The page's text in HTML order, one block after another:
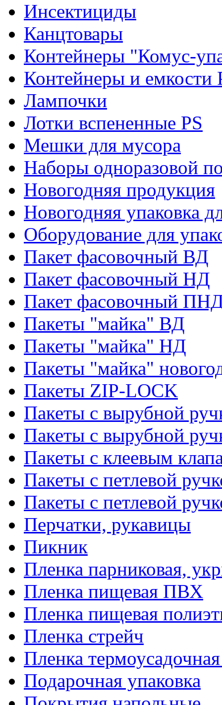
Инсектициды
Канцтовары
Контейнеры "Комус-
Контейнеры и емкости
Лампочки
Лотки вспененные PS
Мешки для мусора
Наборы одноразовой
Новогодняя продукция
Новогодняя упаковка
Оборудование для
Пакет фасовочный ВД
Пакет фасовочный НД
Пакет фасовочный
Пакеты "майка" ВД
Пакеты "майка" НД
Пакеты "майка"
Пакеты ZIP-LOCK
Пакеты с вырубной
Пакеты с вырубной
Пакеты с клеевым
Пакеты с петлевой
Пакеты с петлевой
Перчатки, рукавицы
Пикник
Пленка парниковая,
Пленка пищевая ПВХ
Пленка пищевая
Пленка стрейч
Пленка
Подарочная упаковка